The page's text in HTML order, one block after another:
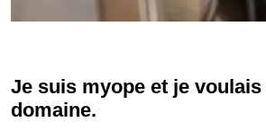
Je suis myope et je
domaine.